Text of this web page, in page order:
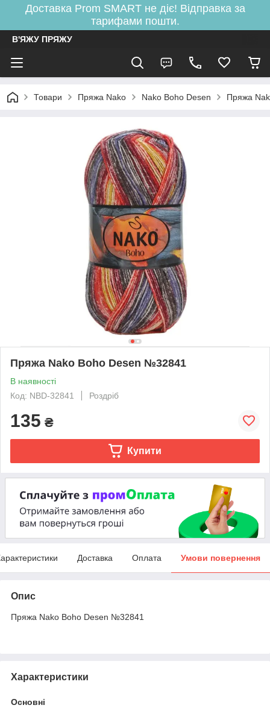
Доставка Prom SMART не діє! Відправка за
тарифами пошти.
В'ЯЖУ ПРЯЖУ
Товари Пряжа Nako Nako Boho Desen Пряжа
Пряжа Nako Boho Desen №32841
В наявності
Код: NBD-32841
Роздріб
135 ₴
Купити
Доставка Оплата Умови повернення
Опис
Пряжа Nako Boho Desen №32841
Характеристики
Основні